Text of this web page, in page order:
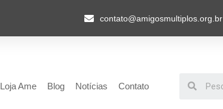
contato@amigosmultiplos.org.br
Loja Ame Blog Notícias Contato